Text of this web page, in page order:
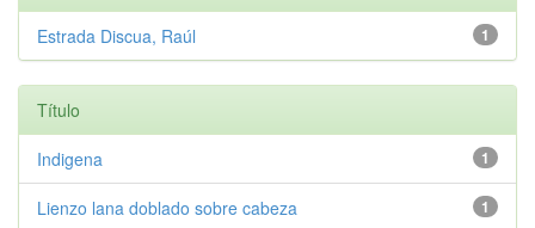
1
Estrada Discua, Raúl
Título
1
Indigena
1
Lienzo lana doblado sobre cabeza